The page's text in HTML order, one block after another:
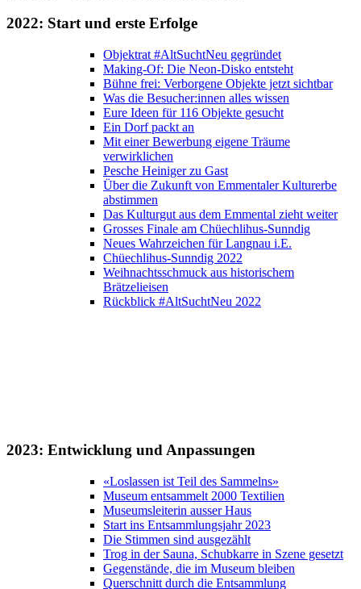
2022: Start und erste Erfolge
Objektrat #AltSuchtNeu gegründet
Making-Of: Die Neon-Disko entsteht
Bühne frei: Verborgene Objekte jetzt sichtbar
Was die Besucher:innen alles wissen
Eure Ideen für 116 Objekte gesucht
Ein Dorf packt an
Mit einer Bewerbung eigene Träume
verwirklichen
Pesche Heiniger zu Gast
Über die Zukunft von Emmentaler Kulturerbe
abstimmen
Das Kulturgut aus dem Emmental zieht weiter
Grosses Finale am Chüechlihus-Sunndig
Neues Wahrzeichen für Langnau i.E.
Chüechlihus-Sunndig 2022
Weihnachtsschmuck aus historischem
Brätzelieisen
Rückblick #AltSuchtNeu 2022
2023: Entwicklung und Anpassungen
«Loslassen ist Teil des Sammelns»
Museum entsammelt 2000 Textilien
Museumsleiterin ausser Haus
Start ins Entsammlungsjahr 2023
Die Stimmen sind ausgezählt
Trog in der Sauna, Schubkarre in Szene gesetzt
Gegenstände, die im Museum bleiben
Querschnitt durch die Entsammlung